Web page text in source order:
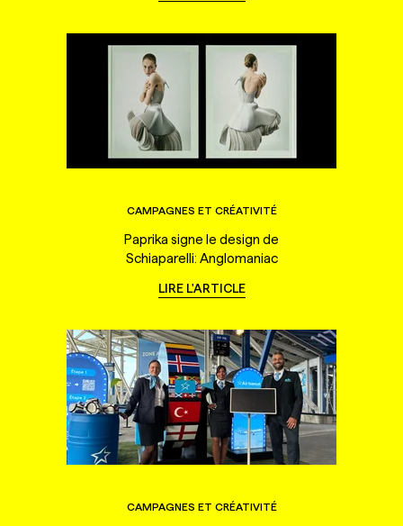
CAMPAGNES ET CRÉATIVITÉ
Paprika signe le design de
Schiaparelli: Anglomaniac
LIRE L'ARTICLE
CAMPAGNES ET CRÉATIVITÉ